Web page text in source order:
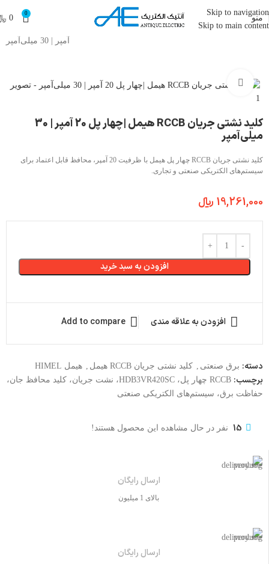
Skip to navigation
Skip to main content
منو 0
0
آنتیک الکتریک» فروشگاه»
آمپر | 30 میلی‌آمپر
بزرگنمایی تصویر
کلید نشتی جریان RCCB هیمل |چهار پل 20 آمپر | 30
میلی‌آمپر
کلید نشتی جریان RCCB چهار پل هیمل با ظرفیت 20 آمپر، محافظ قابل اعتماد برای
سیستم‌های الکتریکی صنعتی و تجاری.
19,261,000 ﷼
افزودن به سبد خرید
افزودن به علاقه مندی Add to compare
دسته: برق صنعتی , کلید نشتی جریان RCCB هیمل , هیمل HIMEL
برچسب:
RCCB چهار پل، HDB3VR420SC، نشت جریان، کلید محافظ جان،
حفاظت برق، سیستم‌های الکتریکی صنعتی
15 نفر در حال مشاهده این محصول هستند!
ارسال رایگان
بالای 1 میلیون
ارسال رایگان